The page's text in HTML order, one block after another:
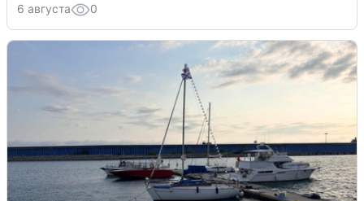
6 августа 0